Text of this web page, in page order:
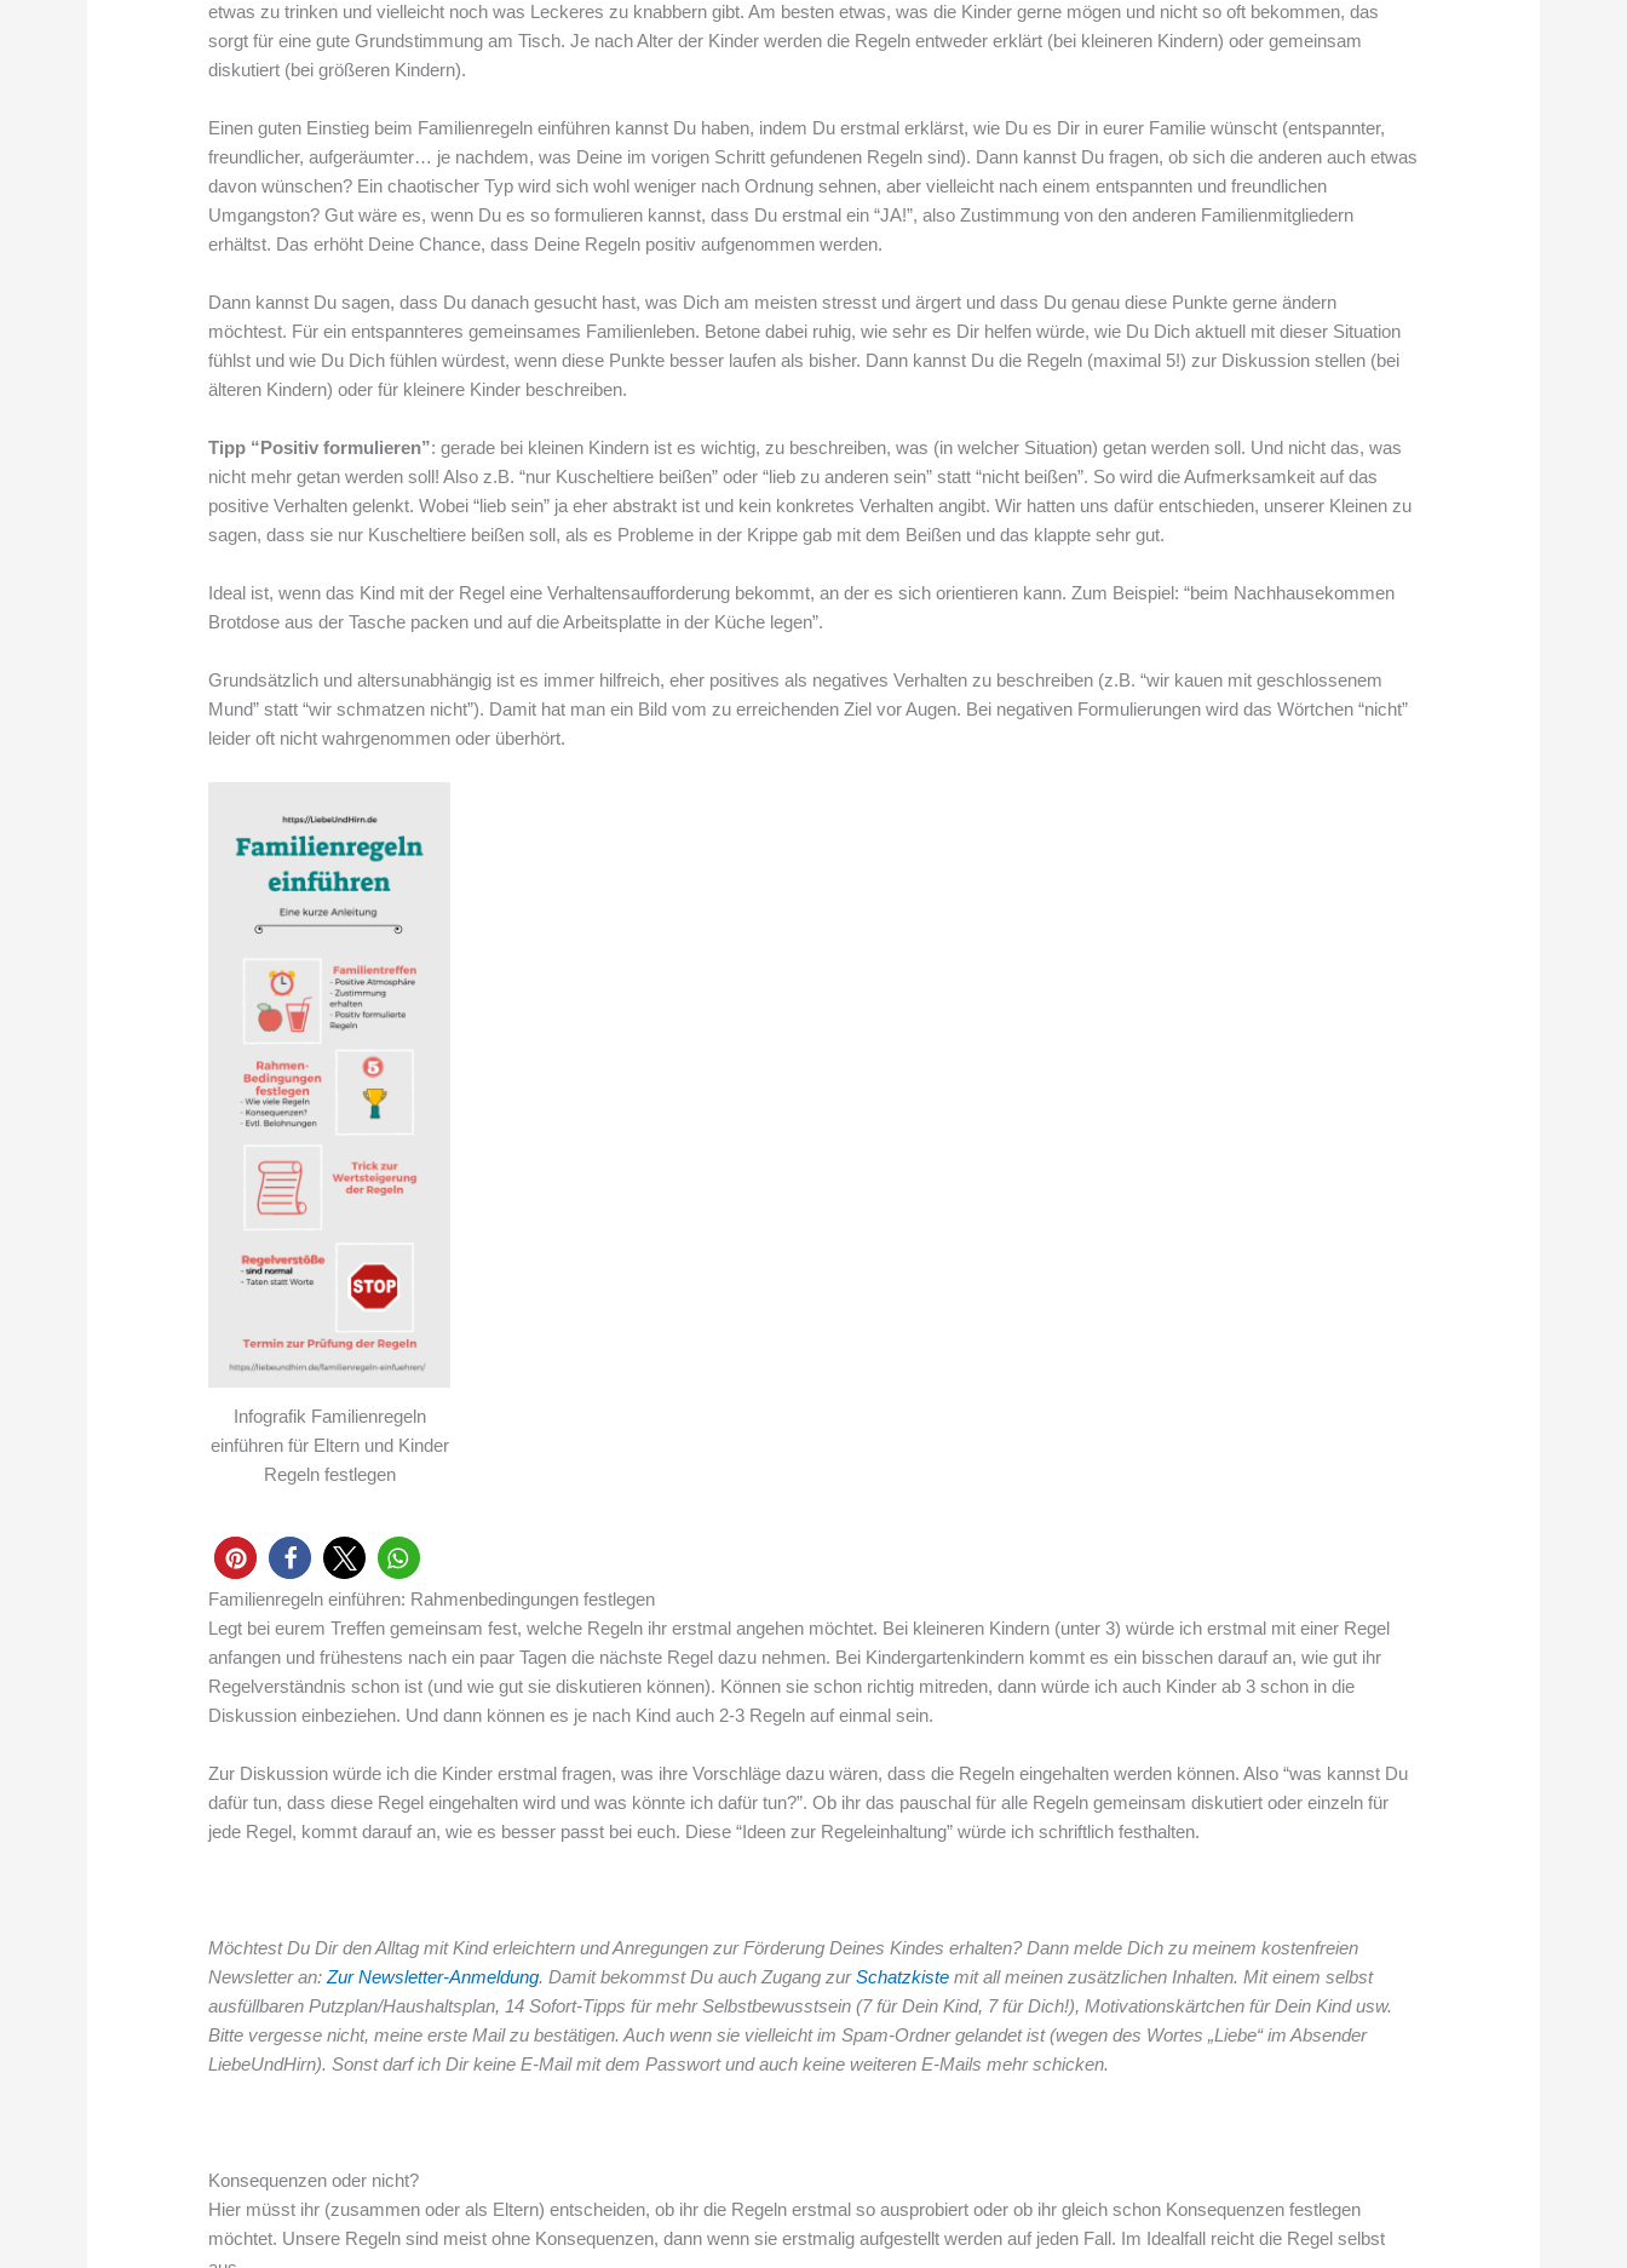
etwas zu trinken und vielleicht noch was Leckeres zu knabbern gibt. Am besten etwas, was die Kinder gerne mögen und nicht so oft bekommen, das
sorgt für eine gute Grundstimmung am Tisch. Je nach Alter der Kinder werden die Regeln entweder erklärt (bei kleineren Kindern) oder gemeinsam
diskutiert (bei größeren Kindern).
Einen guten Einstieg beim Familienregeln einführen kannst Du haben, indem Du erstmal erklärst, wie Du es Dir in eurer Familie wünscht (entspannter,
freundlicher, aufgeräumter… je nachdem, was Deine im vorigen Schritt gefundenen Regeln sind). Dann kannst Du fragen, ob sich die anderen auch etwas
davon wünschen? Ein chaotischer Typ wird sich wohl weniger nach Ordnung sehnen, aber vielleicht nach einem entspannten und freundlichen
Umgangston? Gut wäre es, wenn Du es so formulieren kannst, dass Du erstmal ein “JA!”, also Zustimmung von den anderen Familienmitgliedern
erhältst. Das erhöht Deine Chance, dass Deine Regeln positiv aufgenommen werden.
Dann kannst Du sagen, dass Du danach gesucht hast, was Dich am meisten stresst und ärgert und dass Du genau diese Punkte gerne ändern
möchtest. Für ein entspannteres gemeinsames Familienleben. Betone dabei ruhig, wie sehr es Dir helfen würde, wie Du Dich aktuell mit dieser Situation
fühlst und wie Du Dich fühlen würdest, wenn diese Punkte besser laufen als bisher. Dann kannst Du die Regeln (maximal 5!) zur Diskussion stellen (bei
älteren Kindern) oder für kleinere Kinder beschreiben.
Tipp “Positiv formulieren”: gerade bei kleinen Kindern ist es wichtig, zu beschreiben, was (in welcher Situation) getan werden soll. Und nicht das, was
nicht mehr getan werden soll! Also z.B. “nur Kuscheltiere beißen” oder “lieb zu anderen sein” statt “nicht beißen”. So wird die Aufmerksamkeit auf das
positive Verhalten gelenkt. Wobei “lieb sein” ja eher abstrakt ist und kein konkretes Verhalten angibt. Wir hatten uns dafür entschieden, unserer Kleinen zu
sagen, dass sie nur Kuscheltiere beißen soll, als es Probleme in der Krippe gab mit dem Beißen und das klappte sehr gut.
Ideal ist, wenn das Kind mit der Regel eine Verhaltensaufforderung bekommt, an der es sich orientieren kann. Zum Beispiel: “beim Nachhausekommen
Brotdose aus der Tasche packen und auf die Arbeitsplatte in der Küche legen”.
Grundsätzlich und altersunabhängig ist es immer hilfreich, eher positives als negatives Verhalten zu beschreiben (z.B. “wir kauen mit geschlossenem
Mund” statt “wir schmatzen nicht”). Damit hat man ein Bild vom zu erreichenden Ziel vor Augen. Bei negativen Formulierungen wird das Wörtchen “nicht”
leider oft nicht wahrgenommen oder überhört.
Infografik Familienregeln
einführen für Eltern und Kinder
Regeln festlegen
Familienregeln einführen: Rahmenbedingungen festlegen
Legt bei eurem Treffen gemeinsam fest, welche Regeln ihr erstmal angehen möchtet. Bei kleineren Kindern (unter 3) würde ich erstmal mit einer Regel
anfangen undfrühestens nach ein paar Tagen die nächste Regel dazu nehmen. Bei Kindergartenkindern kommt es ein bisschen darauf an, wie gut ihr
Regelverständnis schon ist (und wie gut sie diskutieren können). Können sie schon richtig mitreden, dann würde ich auch Kinder ab 3 schon in die
Diskussion einbeziehen. Und dann können es je nach Kind auch 2-3 Regeln auf einmal sein.
Zur Diskussion würde ich die Kinder erstmal fragen, was ihre Vorschläge dazu wären, dass die Regeln eingehalten werden können. Also “was kannst Du
dafür tun, dass diese Regel eingehalten wird und was könnte ich dafür tun?”. Ob ihr das pauschal für alle Regeln gemeinsam diskutiert oder einzeln für
jede Regel, kommt darauf an, wie es besser passt bei euch. Diese “Ideen zur Regeleinhaltung” würde ich schriftlich festhalten.
Möchtest Du Dir den Alltag mit Kind erleichtern und Anregungen zur Förderung Deines Kindes erhalten? Dann melde Dich zu meinem kostenfreien
Newsletter an:Zur Newsletter-Anmeldung. Damit bekommst Du auch Zugang zurSchatzkiste mit all meinen zusätzlichen Inhalten. Mit einem selbst
ausfüllbaren Putzplan/Haushaltsplan, 14 Sofort-Tipps für mehr Selbstbewusstsein (7 für Dein Kind, 7 für Dich!), Motivationskärtchen für Dein Kind usw.
Bitte vergesse nicht, meine erste Mail zu bestätigen. Auch wenn sie vielleicht im Spam-Ordner gelandet ist (wegen des Wortes „Liebe“ im Absender
LiebeUndHirn). Sonst darf ich Dir keine E-Mail mit dem Passwort und auch keine weiteren E-Mails mehr schicken.
Konsequenzen oder nicht?
Hier müsst ihr (zusammen oder als Eltern) entscheiden, ob ihr die Regeln erstmal so ausprobiert oder ob ihr gleich schon Konsequenzen festlegen
möchtet. Unsere Regeln sind meist ohne Konsequenzen, dann wenn sie erstmalig aufgestellt werden auf jeden Fall. Im Idealfall reicht die Regel selbst